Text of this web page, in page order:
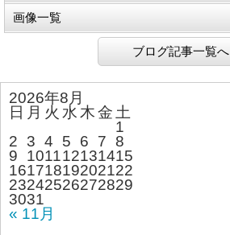
画像一覧
ブログ記事一覧へ
2026年8月
日 月 火 水木金土
1
2 3 4 5 6 7 8
9
101112131415
16171819202122
23242526272829
3031
« 11月